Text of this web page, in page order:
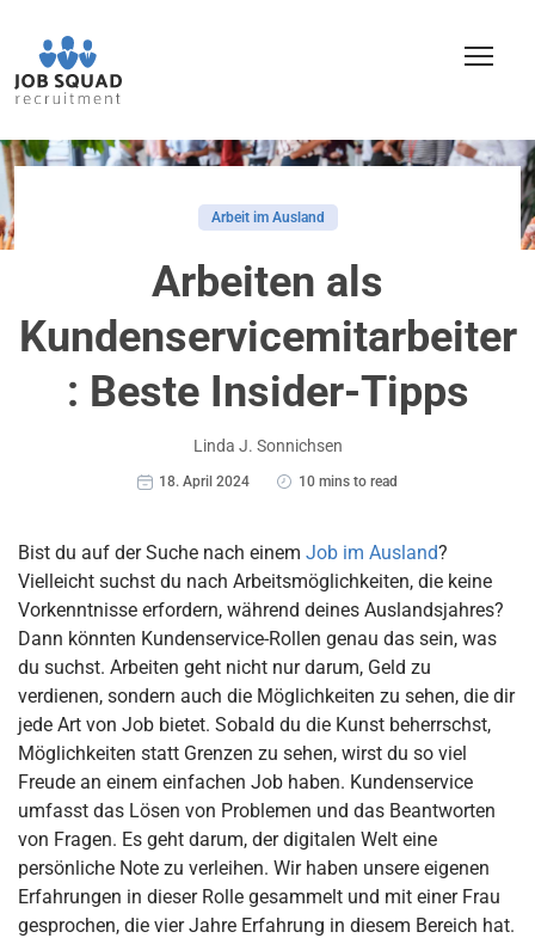
Arbeit im Ausland
Arbeiten als
Kundenservicemitarbeiter
: Beste Insider-Tipps
Linda J. Sonnichsen
18. April 2024 10 mins to read
Bist du auf der Suche nach einem Job im Ausland?
Vielleicht suchst du nach Arbeitsmöglichkeiten, die keine
Vorkenntnisse erfordern, während deines Auslandsjahres?
Dann könnten Kundenservice-Rollen genau das sein, was
du suchst. Arbeiten geht nicht nur darum, Geld zu
verdienen, sondern auch die Möglichkeiten zu sehen, die dir
jede Art von Job bietet. Sobald du die Kunst beherrschst,
Möglichkeiten statt Grenzen zu sehen, wirst du so viel
Freude an einem einfachen Job haben. Kundenservice
umfasst das Lösen von Problemen und das Beantworten
von Fragen. Es geht darum, der digitalen Welt eine
persönliche Note zu verleihen. Wir haben unsere eigenen
Erfahrungen in dieser Rolle gesammelt und mit einer Frau
gesprochen, die vier Jahre Erfahrung in diesem Bereich hat.